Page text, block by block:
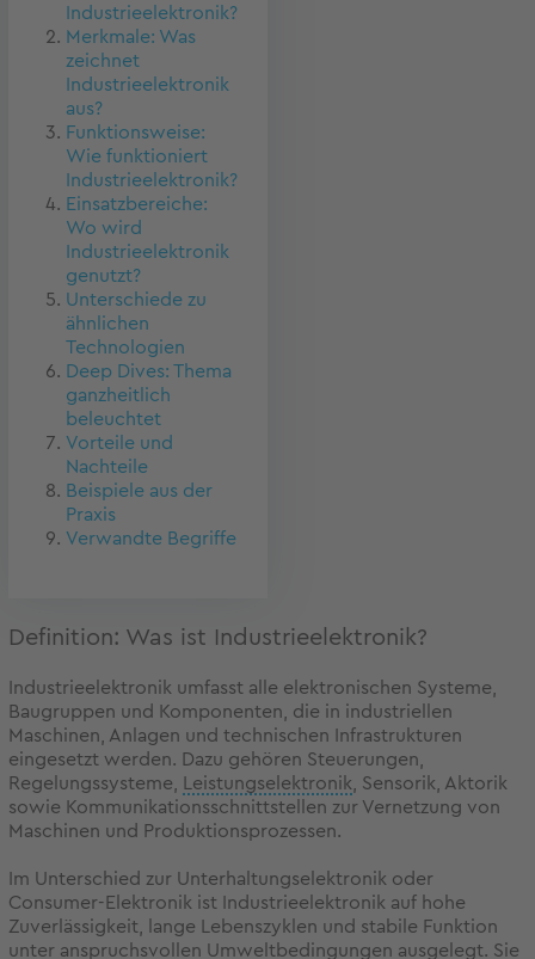
Industrieelektronik?
Merkmale: Was
zeichnet
Industrieelektronik
aus?
Funktionsweise:
Wie funktioniert
Industrieelektronik?
Einsatzbereiche:
Wo wird
Industrieelektronik
genutzt?
Unterschiede zu
ähnlichen
Technologien
Deep Dives: Thema
ganzheitlich
beleuchtet
Vorteile und
Nachteile
Beispiele aus der
Praxis
Verwandte Begriffe
Definition: Was ist Industrieelektronik?
Industrieelektronik umfasst alle elektronischen Systeme,
Baugruppen und Komponenten, die in industriellen
Maschinen, Anlagen und technischen Infrastrukturen
eingesetzt werden. Dazu gehören Steuerungen,
Regelungssysteme,
Leistungselektronik , Sensorik, Aktorik
sowie Kommunikationsschnittstellen zur Vernetzung von
Maschinen und Produktionsprozessen.
Im Unterschied zur Unterhaltungselektronik oder
Consumer-Elektronik ist Industrieelektronik auf hohe
Zuverlässigkeit, lange Lebenszyklen und stabile Funktion
unter anspruchsvollen Umweltbedingungen ausgelegt. Sie